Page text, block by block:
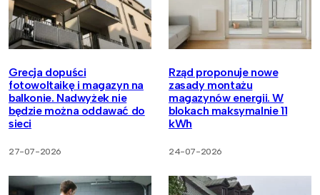
Grecja dopuści
fotowoltaikę i magazyn na
balkonie. Nadwyżek nie
będzie można oddawać do
sieci
27-07-2026
Rząd proponuje nowe
zasady montażu
magazynów energii. W
blokach maksymalnie 11
kWh
24-07-2026